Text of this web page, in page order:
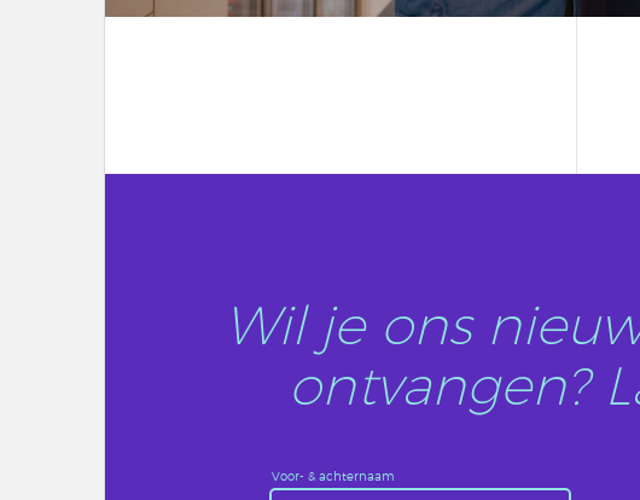
Wil je ons
ontvangen?
Voor- & achternaam